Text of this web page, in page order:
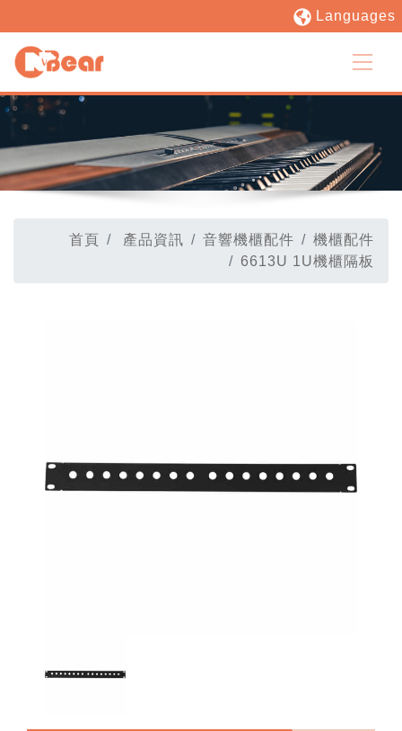
Languages
首頁 產品資訊 音響機櫃配件
機櫃配件
6613U 1U機櫃隔板